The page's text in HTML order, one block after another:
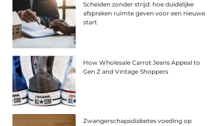
Scheiden zonder strijd: hoe duidelijke
afspraken ruimte geven voor een nieuwe
start
How Wholesale Carrot Jeans Appeal to
Gen Z and Vintage Shoppers
Zwangerschapsdiabetes voeding op